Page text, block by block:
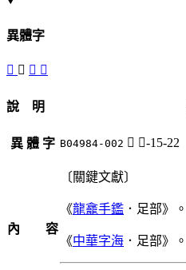
異體字
𨇃 𨇇 󸳧 󸳨
說 明
異 體 字 B04984-002 𨇇 足-15-22
內 容
〔關鍵文獻〕
《龍龕手鑑 ．足部》。
《中華字海 ．足部》。